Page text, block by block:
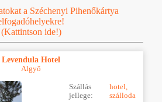
a Széchenyi Pihenőkártya
(Kattintson ide!)
Levendula Hotel
Algyő
Szállás
jellege:
hotel,
szálloda